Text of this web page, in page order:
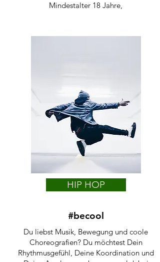
Mindestalter 18 Jahre,
HIP HOP
#becool
Du liebst Musik, Bewegung und coole
Choreografien? Du möchtest Dein
Rhythmusgefühl, Deine Koordination und